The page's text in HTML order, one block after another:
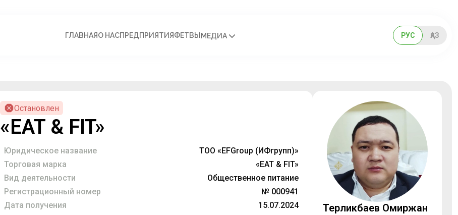
ГЛАВНАЯО НАСПРЕДПРИЯТИЯФЕТВЫ МЕДИА РУС ҚАЗ
Остановлен
«EAT & FIT»
Юридическое название
ТОО «EFGroup (ИФгрупп)»
Торговая марка
«EAT & FIT»
Вид деятельности
Общественное питание
Регистрационный номер
№ 000941
Дата получения
15.07.2024
Терликбаев Омиржан